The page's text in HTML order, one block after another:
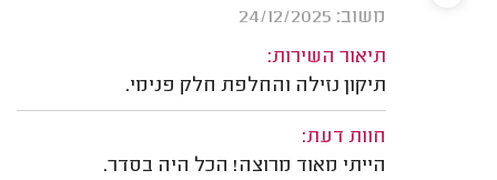
משוב: 24/12/2025
תיאור השירות:
תיקון נזילה והחלפת חלק פנימי.
חוות דעת:
הייתי מאוד מרוצה! הכל היה בסדר.